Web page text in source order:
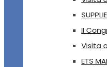
II
Visita
ETS